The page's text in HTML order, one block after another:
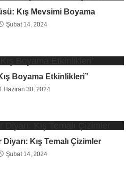
Kış Mevsimi Boyama
Şubat 14, 2024
Boyama Etkinlikleri”
Haziran 30, 2024
Kış Temalı Çizimler
Şubat 14, 2024